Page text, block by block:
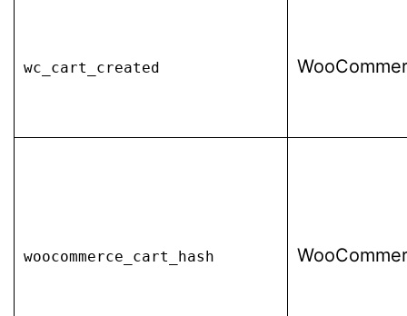
wc_cart_created
woocommerce_cart_hash